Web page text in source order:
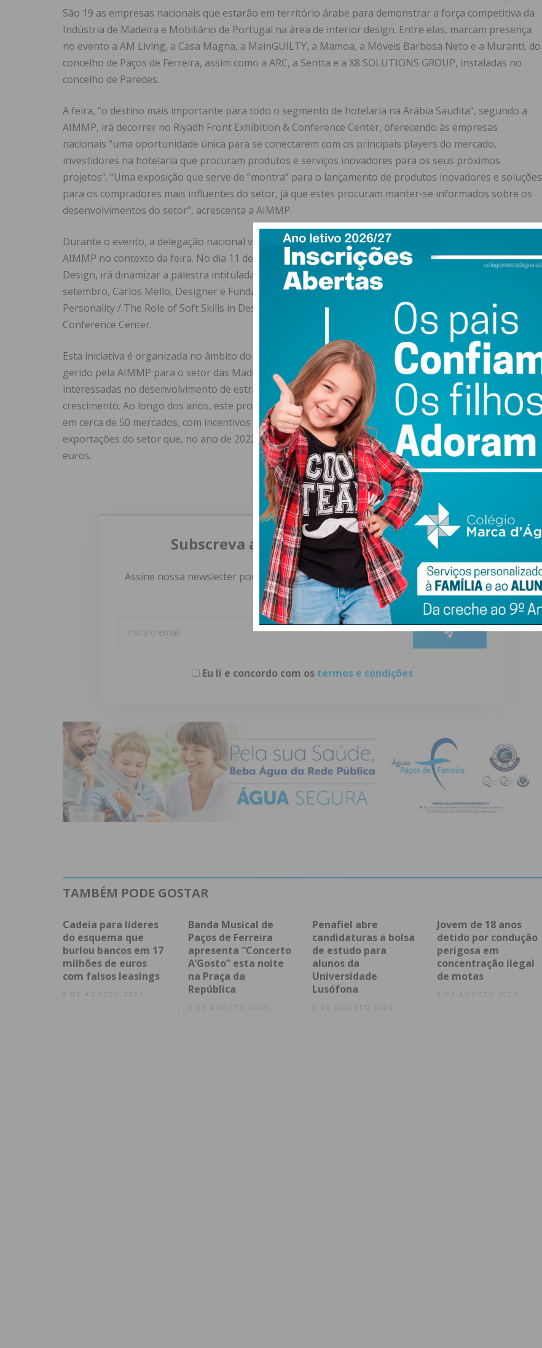
São 19 as empresas nacionais que estarão em território árabe para demonstrar a força competitiva da
Indústria de Madeira e Mobiliário de Portugal na área de interior design. Entre elas, marcam presença
no evento a AM Living, a Casa Magna, a MainGUILTY, a Mamoa, a Móveis Barbosa Neto e a Muranti, do
concelho de Paços de Ferreira, assim como a ARC, a Sentta e a X8 SOLUTIONS GROUP, instaladas no
concelho de Paredes.
A feira, “o destino mais importante para todo o segmento de hotelaria na Arábia Saudita”, segundo a
AIMMP, irá decorrer no Riyadh Front Exhibition & Conference Center, oferecendo às empresas
nacionais “uma oportunidade única para se conectarem com os principais players do mercado,
investidores na hotelaria que procuram produtos e serviços inovadores para os seus próximos
projetos”. “Uma exposição que serve de “montra” para o lançamento de produtos inovadores e soluções
para os compradores mais influentes do setor, já que estes procuram manter-se informados sobre os
desenvolvimentos do setor”, acrescenta a AIMMP.
Durante o evento, a delegação nacional vai participar nas “Wood (Design) Talks”, promovidas pela
AIMMP no contexto da feira. No dia 11 de setembro, Tiago Sousa, Diretor Criativo e Fundador da NAUU
Design, irá dinamizar a palestra intitulada de “The Use of Social Media in Design”. Já no dia 12 de
setembro, Carlos Mello, Designer e Fundador da MainGuilty, promoverá a palestra “The Power of
Personality / The Role of Soft Skills in Design”, ambos decorrem no Riyadh Front Exhibition &
Conference Center.
Esta iniciativa é organizada no âmbito do Inter Wood & Furniture, um projeto de internacionalização
gerido pela AIMMP para o setor das Madeiras e Mobiliário, e que apoia empresas portuguesas
interessadas no desenvolvimento de estratégias de internacionalização para novos mercados em
crescimento. Ao longo dos anos, este programa já apoiou mais de 400 empresas, através de 140 ações,
em cerca de 50 mercados, com incentivos até 50%, tendo contribuído para o crescimento das
exportações do setor que, no ano de 2022, atingiram o máximo histórico de mais de 3 mil milhões de
euros.
Subscreva a newsletter do Imediato
Assine nossa newsletter por e-mail e obtenha de forma regular a informação
atualizada.
Eu li e concordo com os termos e condições
TAMBÉM PODE GOSTAR
Cadeia para líderes
do esquema que
burlou bancos em 17
milhões de euros
com falsos leasings
8 DE AGOSTO 2026
Banda Musical de
Paços de Ferreira
apresenta “Concerto
A’Gosto” esta noite
na Praça da
República
8 DE AGOSTO 2026
Penafiel abre
candidaturas a bolsa
de estudo para
alunos da
Universidade
Lusófona
8 DE AGOSTO 2026
Jovem de 18 anos
detido por condução
perigosa em
concentração ilegal
de motas
8 DE AGOSTO 2026